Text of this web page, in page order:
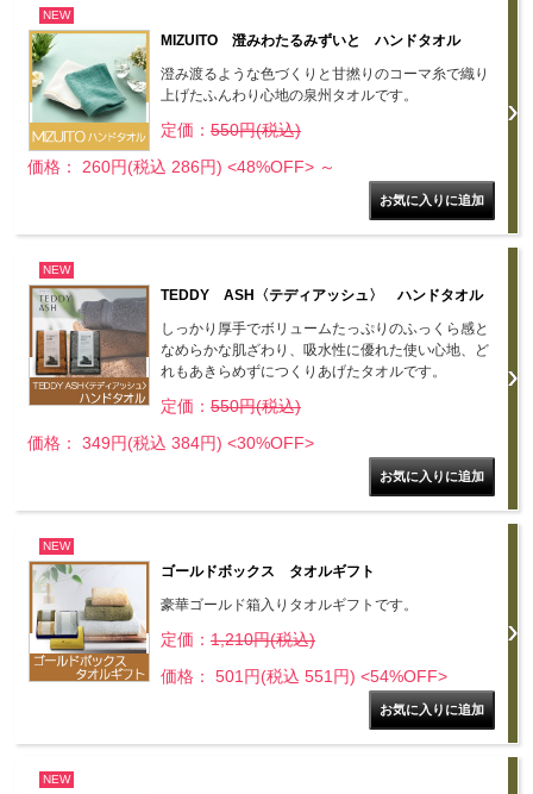
NEW
MIZUITO 澄みわたるみずいと ハンドタオル
澄み渡るような色づくりと甘撚りのコーマ糸で織り
上げたふんわり心地の泉州タオルです。
定価： 550円(税込)
価格： 260円(税込 286円) <48%OFF> ～
NEW
TEDDY ASH〈テディアッシュ〉 ハンドタオル
しっかり厚手でボリュームたっぷりのふっくら感と
なめらかな肌ざわり、吸水性に優れた使い心地、ど
れもあきらめずにつくりあげたタオルです。
定価： 550円(税込)
価格： 349円(税込 384円) <30%OFF>
NEW
ゴールドボックス タオルギフト
豪華ゴールド箱入りタオルギフトです。
定価： 1,210円(税込)
価格： 501円(税込 551円) <54%OFF>
NEW